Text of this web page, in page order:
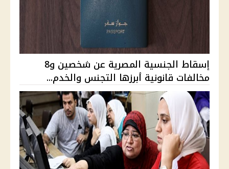
إسقاط الجنسية المصرية عن شخصين و8
مخالفات قانونية أبرزها التجنس والخدم...